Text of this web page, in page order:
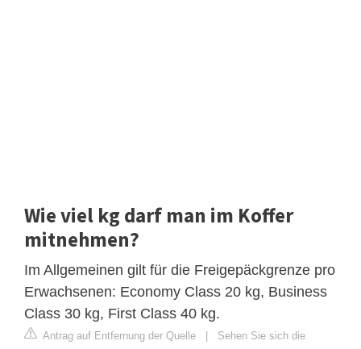
Wie viel kg darf man im Koffer
mitnehmen?
Im Allgemeinen gilt für die Freigepäckgrenze pro
Erwachsenen: Economy Class 20 kg, Business
Class 30 kg, First Class 40 kg.
Antrag auf Entfernung der Quelle
Sehen Sie sich die